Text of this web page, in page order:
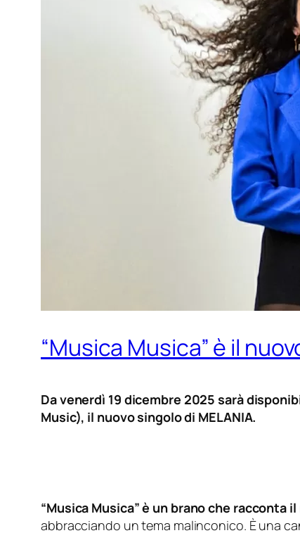
“Musica Musica” è il
Da venerdì 19 dicembre 2025 sarà
Music), il nuovo singolo di MELANIA.
“Musica Musica” è un brano che racconta
abbracciando un tema malinconico. È una